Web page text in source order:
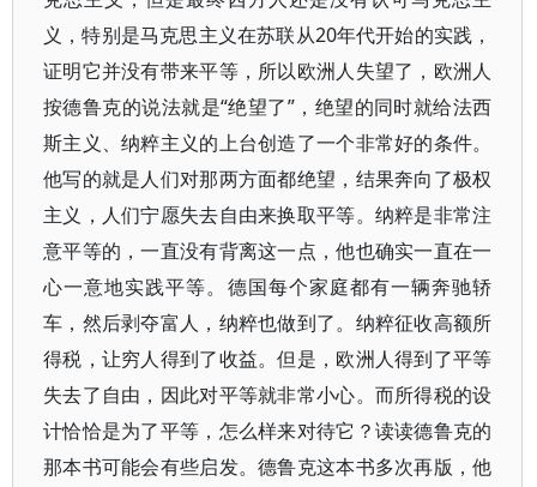
义，特别是马克思主义在苏联从20年代开始的实践，
证明它并没有带来平等，所以欧洲人失望了，欧洲人
按德鲁克的说法就是“绝望了”，绝望的同时就给法西
斯主义、纳粹主义的上台创造了一个非常好的条件。
他写的就是人们对那两方面都绝望，结果奔向了极权
主义，人们宁愿失去自由来换取平等。纳粹是非常注
意平等的，一直没有背离这一点，他也确实一直在一
心一意地实践平等。德国每个家庭都有一辆奔驰轿
车，然后剥夺富人，纳粹也做到了。纳粹征收高额所
得税，让穷人得到了收益。但是，欧洲人得到了平等
失去了自由，因此对平等就非常小心。而所得税的设
计恰恰是为了平等，怎么样来对待它？读读德鲁克的
那本书可能会有些启发。德鲁克这本书多次再版，他